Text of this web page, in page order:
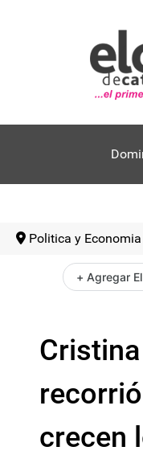
Politica y Economia
+ Agregar
crecen